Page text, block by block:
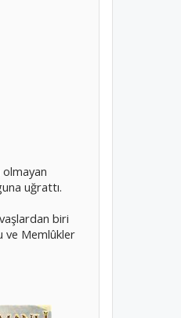
uğrattı.
biri
ve Memlûkler